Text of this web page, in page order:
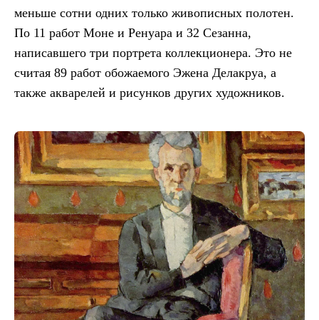
меньше сотни одних только живописных полотен.
По 11 работ Моне и Ренуара и 32 Сезанна,
написавшего три портрета коллекционера. Это не
считая 89 работ обожаемого Эжена Делакруа, а
также акварелей и рисунков других художников.